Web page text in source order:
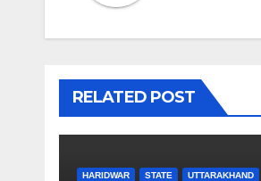
RELATED POST
HARIDWAR STATE UTTARAKHAND